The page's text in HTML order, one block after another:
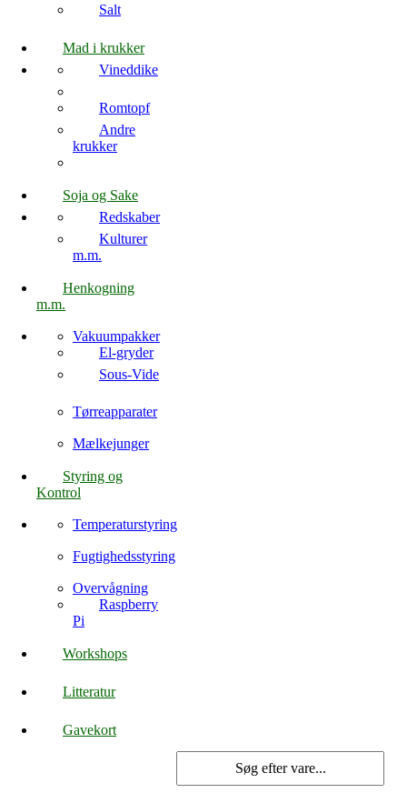
Salt
Mad i krukker
Vineddike
Romtopf
Andre
krukker
Soja og Sake
Redskaber
Kulturer
m.m.
Henkogning
m.m.
Vakuumpakker
El-gryder
Sous-Vide
Tørreapparater
Mælkejunger
Styring og
Kontrol
Temperaturstyring
Fugtighedsstyring
Overvågning
Raspberry
Pi
Workshops
Litteratur
Gavekort